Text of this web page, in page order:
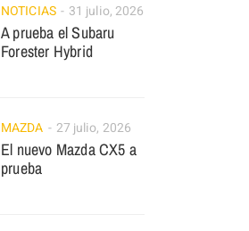
NOTICIAS 31 julio, 2026
A prueba el Subaru
Forester Hybrid
MAZDA 27 julio, 2026
El nuevo Mazda CX5 a
prueba